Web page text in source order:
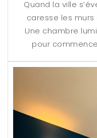
Quand la ville
caresse les
Une chambre
pour